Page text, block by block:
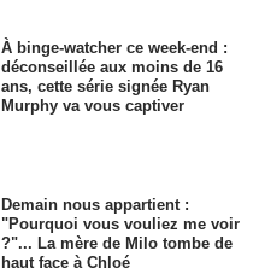
À binge-watcher ce week-end :
déconseillée aux moins de 16
ans, cette série signée Ryan
Murphy va vous captiver
Demain nous appartient :
"Pourquoi vous vouliez me voir
?"... La mère de Milo tombe de
haut face à Chloé